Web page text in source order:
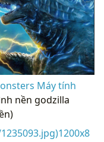
Máy tính
nền godzilla